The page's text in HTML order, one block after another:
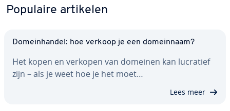
Populaire artikelen
Do­mein­han­del: hoe verkoop je een do­mein­naam?
Het kopen en verkopen van domeinen kan lucratief
zijn – als je weet hoe je het moet…
Lees meer